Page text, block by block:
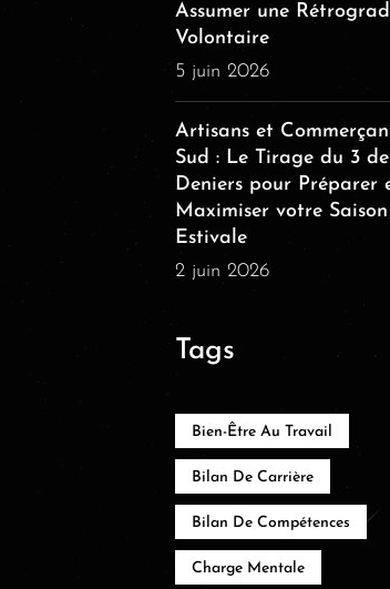
Assumer une
Volontaire
5 juin 2026
Artisans et
Sud : Le Tirage du 3 de
Deniers pour Préparer
Maximiser votre Saison
Estivale
2 juin 2026
Tags
Bien-Être Au Travail
Bilan De Carrière
Bilan De Compétences
Charge Mentale